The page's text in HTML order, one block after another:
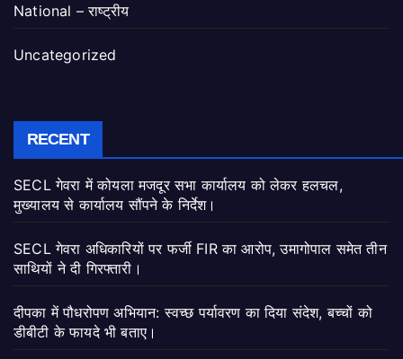
National – राष्ट्रीय
Uncategorized
RECENT
SECL गेवरा में कोयला मजदूर सभा कार्यालय को लेकर हलचल,
मुख्यालय से कार्यालय सौंपने के निर्देश।
SECL गेवरा अधिकारियों पर फर्जी FIR का आरोप, उमागोपाल समेत तीन
साथियों ने दी गिरफ्तारी।
दीपका में पौधरोपण अभियान: स्वच्छ पर्यावरण का दिया संदेश, बच्चों को
डीबीटी के फायदे भी बताए।